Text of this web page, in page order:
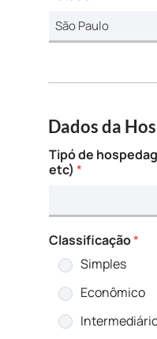
Dados da
Tipó de
etc) *
Classificação*
Simples
Econômico